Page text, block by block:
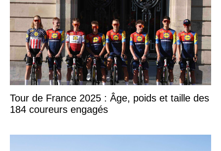
Tour de France 2025 : Âge, poids et taille des
184 coureurs engagés